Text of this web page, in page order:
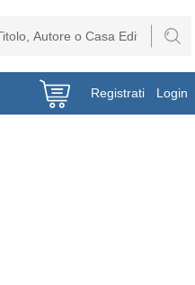
Registrati Login